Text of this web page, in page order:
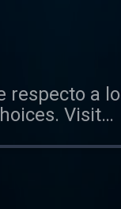
respecto a
Visit